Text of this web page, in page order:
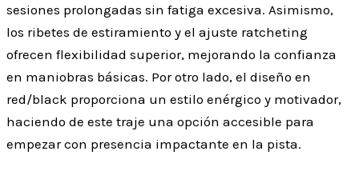
sesiones prolongadas sin fatiga excesiva. Asimismo,
los ribetes de estiramiento y el ajuste ratcheting
ofrecen flexibilidad superior, mejorando la confianza
en maniobras básicas. Por otro lado, el diseño en
red/black proporciona un estilo enérgico y motivador,
haciendo de este traje una opción accesible para
empezar con presencia impactante en la pista.